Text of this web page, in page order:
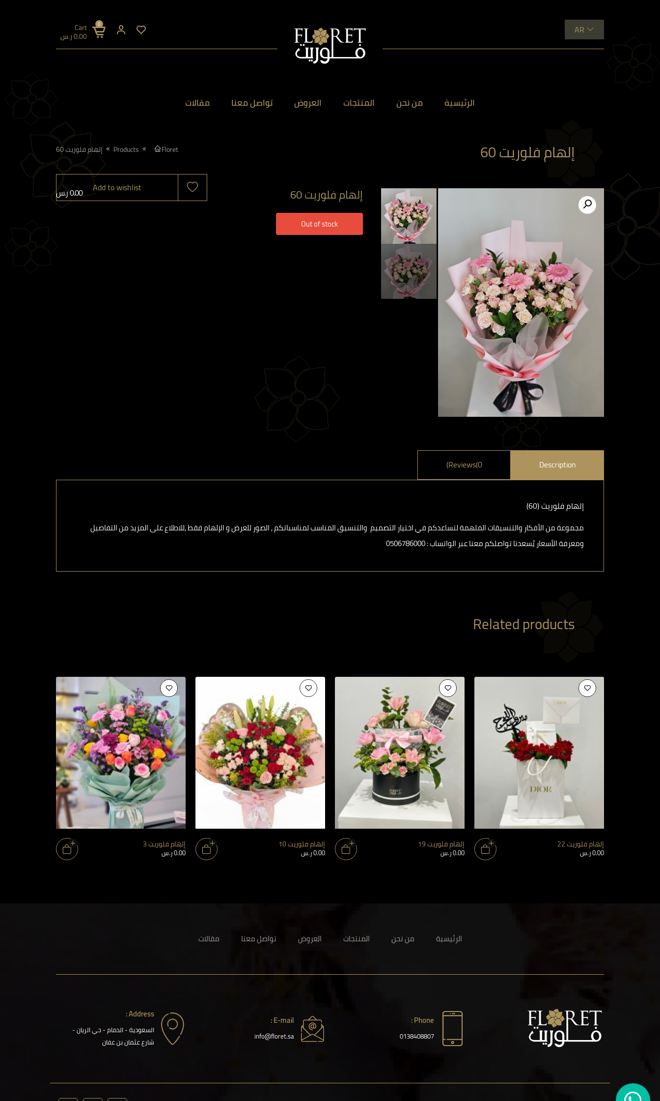
0
Cart
0.00ر.س
الرئيسية من نحن المنتجات العروض تواصل معنا مقالات
إلهام فلوريت 60 Floret
Products إلهام فلوريت 60
إلهام فلوريت 60 0.00ر.س
Out of stock
Add to wishlist
Description
Reviews(0)
إلهام فلوريت (60)
مجموعة من الأفكار والتنسيقات الملهمة لتساعدكم في اختيار التصميم والتنسيق المناسب لمناسباتكم , الصور للعرض و الإلهام فقط ,للاطلاع على المزيد من التفاصيل
ومعرفة الأسعار يُسعدنا تواصلكم معنا عبر الواتساب : ⁦ 0506786000⁩
Related products
إلهام فلوريت 22
0.00ر.س
إلهام فلوريت 19
0.00ر.س
إلهام فلوريت 10
0.00ر.س
إلهام فلوريت 3
0.00ر.س
الرئيسية من نحن المنتجات العروض تواصل معنا مقالات
Phone :
0138408807
E-mail :
info@floret.sa
Address :
السعودية - الدمام - حي الريان -
شارع عثمان بن عفان